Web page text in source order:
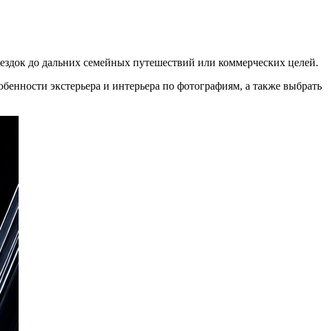
до дальних семейных путешествий или коммерческих целей.
экстерьера и интерьера по фотографиям, а также выбрать